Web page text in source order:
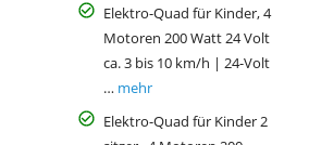
Elektro-Quad für Kinder, 4
Motoren 200 Watt 24 Volt
ca. 3 bis 10 km/h | 24-Volt
… mehr
Elektro-Quad für Kinder 2